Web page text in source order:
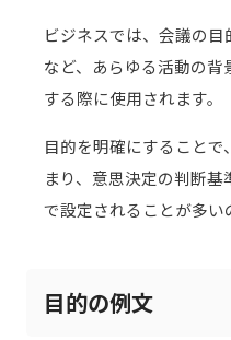
ビジネスでは、会議の
など、あらゆる活動の
する際に使用されます。
目的を明確にすること
まり、意思決定の判断
で設定されることが多い
目的の例文